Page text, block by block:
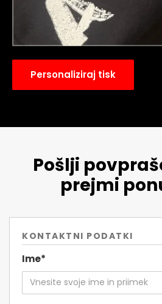
Personaliziraj tisk
Pošlji
prejmi
KONTAKTNI PODATKI
Ime*